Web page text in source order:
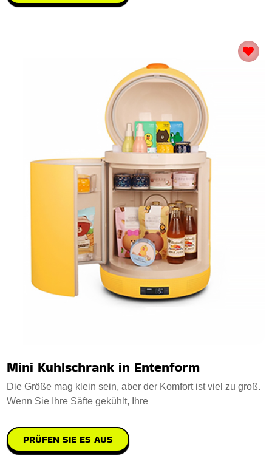
Mini Kuhlschrank in Entenform
Die Größe mag klein sein, aber der Komfort ist viel zu groß.
Wenn Sie Ihre Säfte gekühlt, Ihre
PRÜFEN SIE ES AUS